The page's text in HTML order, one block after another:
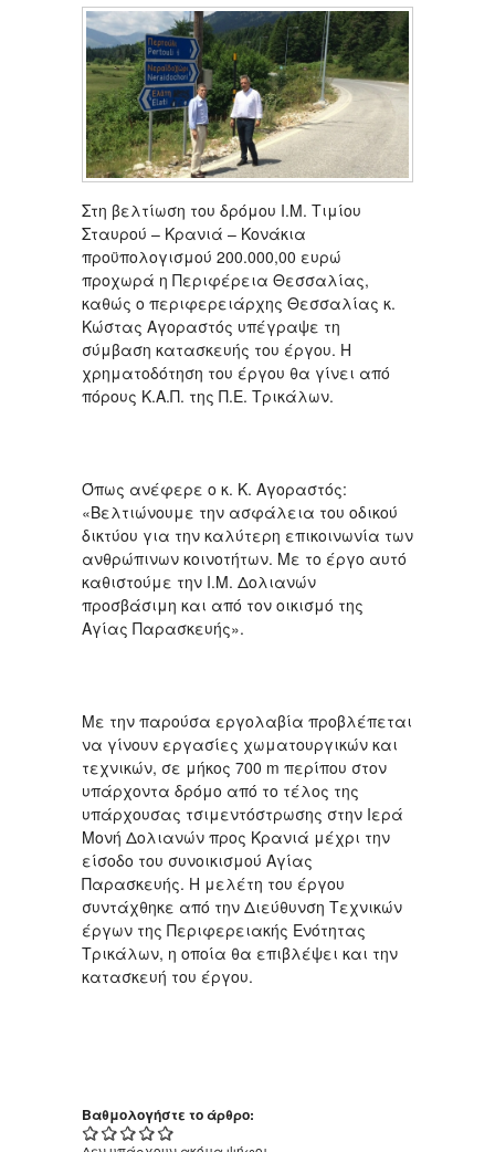
Στη βελτίωση του δρόμου Ι.Μ. Τιμίου
Σταυρού – Κρανιά – Κονάκια
προϋπολογισμού 200.000,00 ευρώ
προχωρά η Περιφέρεια Θεσσαλίας,
καθώς ο περιφερειάρχης Θεσσαλίας κ.
Κώστας Αγοραστός υπέγραψε τη
σύμβαση κατασκευής του έργου. Η
χρηματοδότηση του έργου θα γίνει από
πόρους Κ.Α.Π. της Π.Ε. Τρικάλων.
Όπως ανέφερε ο κ. Κ. Αγοραστός:
«Βελτιώνουμε την ασφάλεια του οδικού
δικτύου για την καλύτερη επικοινωνία των
ανθρώπινων κοινοτήτων. Με το έργο αυτό
καθιστούμε την Ι.Μ. Δολιανών
προσβάσιμη και από τον οικισμό της
Αγίας Παρασκευής».
Με την παρούσα εργολαβία προβλέπεται
να γίνουν εργασίες χωματουργικών και
τεχνικών, σε μήκος 700 m περίπου στον
υπάρχοντα δρόμο από το τέλος της
υπάρχουσας τσιμεντόστρωσης στην Ιερά
Μονή Δολιανών προς Κρανιά μέχρι την
είσοδο του συνοικισμού Αγίας
Παρασκευής. Η μελέτη του έργου
συντάχθηκε από την Διεύθυνση Τεχνικών
έργων της Περιφερειακής Ενότητας
Τρικάλων, η οποία θα επιβλέψει και την
κατασκευή του έργου.
Βαθμολογήστε το άρθρο: